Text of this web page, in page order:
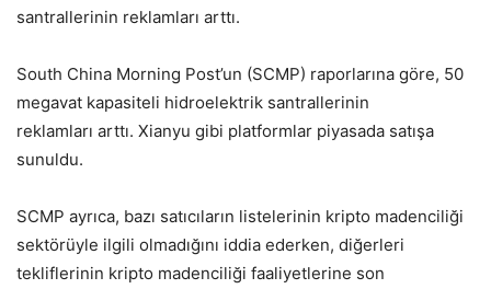
santrallerinin reklamları arttı.
South China Morning Post’un (SCMP) raporlarına göre, 50
megavat kapasiteli hidroelektrik santrallerinin
reklamları arttı. Xianyu gibi platformlar piyasada satışa
sunuldu.
SCMP ayrıca, bazı satıcıların listelerinin kripto madenciliği
sektörüyle ilgili olmadığını iddia ederken, diğerleri
tekliflerinin kripto madenciliği faaliyetlerine son